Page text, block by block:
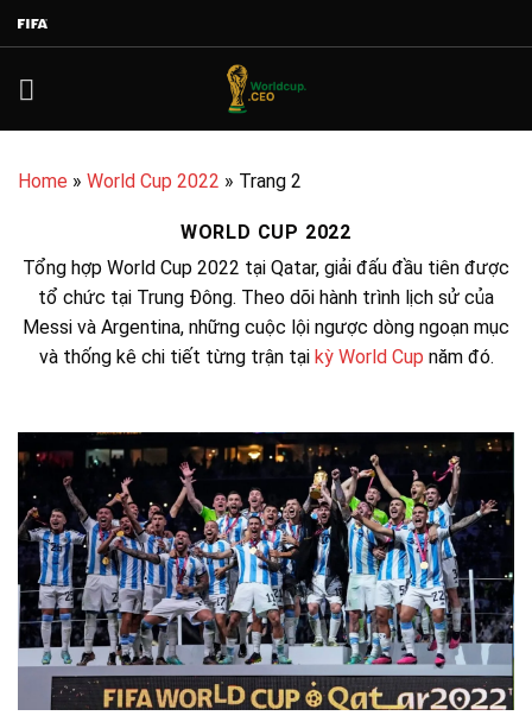
Bỏ
qua
nội
dung
Home » World Cup 2022 » Trang 2
WORLD CUP 2022
Tổng hợp World Cup 2022 tại Qatar, giải đấu đầu tiên được
tổ chức tại Trung Đông. Theo dõi hành trình lịch sử của
Messi và Argentina, những cuộc lội ngược dòng ngoạn mục
và thống kê chi tiết từng trận tại kỳ World Cup năm đó.